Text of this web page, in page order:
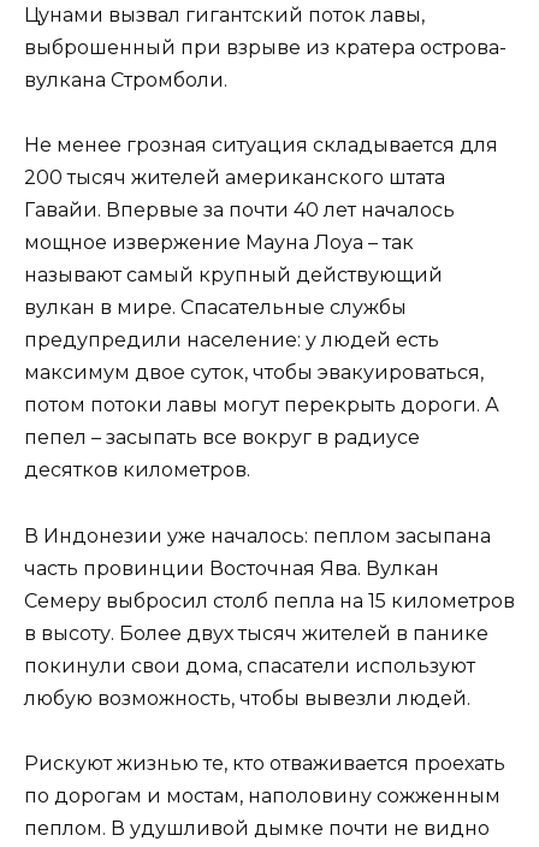
Цунами вызвал гигантский поток лавы,
выброшенный при взрыве из кратера острова-
вулкана Стромболи.
Не менее грозная ситуация складывается для
200 тысяч жителей американского штата
Гавайи. Впервые за почти 40 лет началось
мощное извержение Мауна Лоуа – так
называют самый крупный действующий
вулкан в мире. Спасательные службы
предупредили население: у людей есть
максимум двое суток, чтобы эвакуироваться,
потом потоки лавы могут перекрыть дороги. А
пепел – засыпать все вокруг в радиусе
десятков километров.
В Индонезии уже началось: пеплом засыпана
часть провинции Восточная Ява. Вулкан
Семеру выбросил столб пепла на 15 километров
в высоту. Более двух тысяч жителей в панике
покинули свои дома, спасатели используют
любую возможность, чтобы вывезли людей.
Рискуют жизнью те, кто отваживается проехать
по дорогам и мостам, наполовину сожженным
пеплом. В удушливой дымке почти не видно